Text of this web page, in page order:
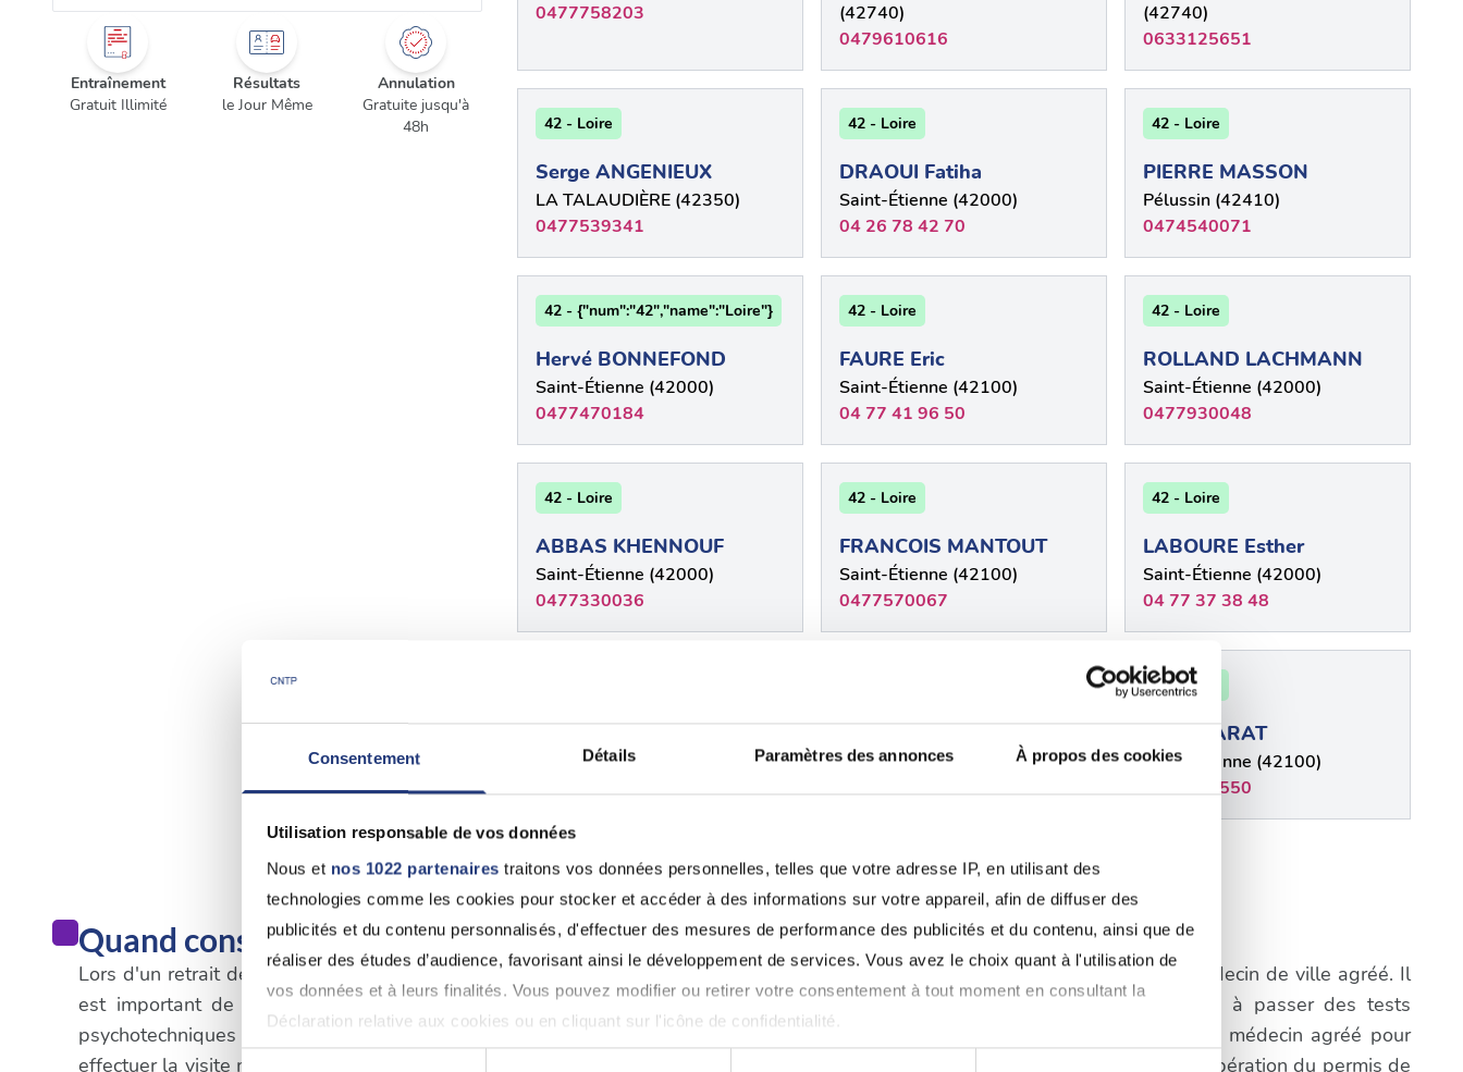
Consentement Détails Paramètres des annonces À propos des cookies
Utilisation responsable de vos données
Nous et nos 1022 partenaires traitons vos données personnelles, telles que votre adresse IP, en utilisant des
technologies comme les cookies pour stocker et accéder à des informations sur votre appareil, afin de diffuser des
publicités et du contenu personnalisés, d'effectuer des mesures de performance des publicités et du contenu, ainsi que de
réaliser des études d’audience, favorisant ainsi le développement de services. Vous avez le choix quant à l'utilisation de
vos données et à leurs finalités. Vous pouvez modifier ou retirer votre consentement à tout moment en consultant la
Déclaration relative aux cookies ou en cliquant sur l'icône de confidentialité.
Sélection
Entraînement
Gratuit Illimité
Résultats
le Jour Même
Annulation
Gratuite jusqu'à
48h
0477758203
(42740)
0479610616
(42740)
0633125651
42 - Loire
Serge ANGENIEUX
LA TALAUDIÈRE (42350)
0477539341
42 - Loire
DRAOUI Fatiha
Saint-Étienne (42000)
04 26 78 42 70
42 - Loire
PIERRE MASSON
Pélussin (42410)
0474540071
42 - {"num":"42","name":"Loire"}
Hervé BONNEFOND
Saint-Étienne (42000)
0477470184
42 - Loire
FAURE Eric
Saint-Étienne (42100)
04 77 41 96 50
42 - Loire
ROLLAND LACHMANN
Saint-Étienne (42000)
0477930048
42 - Loire
ABBAS KHENNOUF
Saint-Étienne (42000)
0477330036
42 - Loire
FRANCOIS MANTOUT
Saint-Étienne (42100)
0477570067
42 - Loire
LABOURE Esther
Saint-Étienne (42000)
04 77 37 38 48
Saint-Étienne (42000)
0477329243
Saint-Étienne (42000)
0477385919
42 - Loire
Denis FARAT
Saint-Étienne (42100)
0477385550
Quand consulter un médecin pour permis de conduire à La Grand-Croix
Lors d'un retrait de permis de conduire qui n'est pas lié à l'alcoolémie ou aux stupéfiants, il est obligatoire de consulter un médecin de ville agréé. Il
est important de suivre les procédures spécifiques établies pour la récupération du permis. La première étape consistera à passer des tests
psychotechniques dans un centre agréé. Une fois que vous aurez réussi ces tests, vous devrez prendre rendez-vous avec un médecin agréé pour
effectuer la visite médicale obligatoire. Il est essentiel de respecter les délais et les exigences spécifiques du processus de récupération du permis de